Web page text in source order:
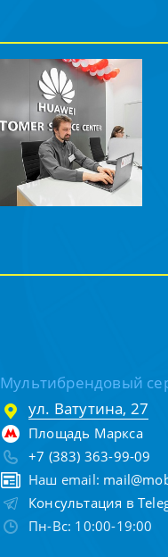
Мультибрендовый
ул. Ватутина, 27
Площадь Маркса
+7 (383) 363-99-09
Наш email:
Консультация в
Пн-Вс: 10:00-19:00